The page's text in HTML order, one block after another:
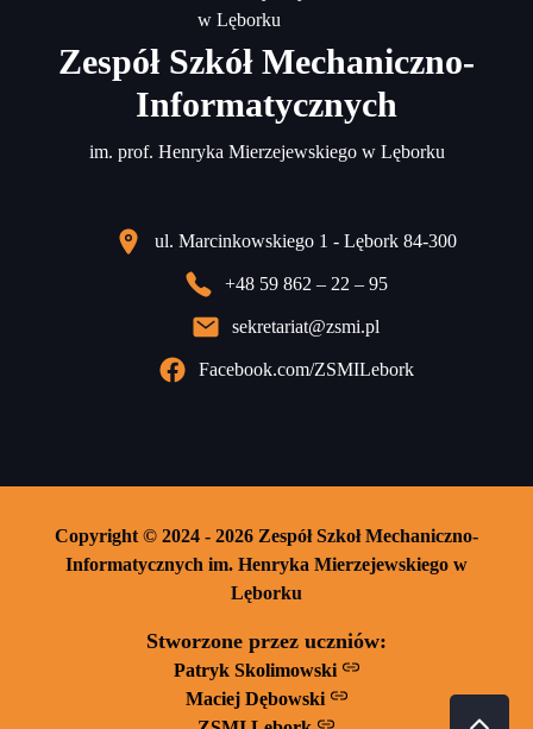
Zespół Szkół Mechaniczno-
Informatycznych
im. prof. Henryka Mierzejewskiego w Lęborku
ul. Marcinkowskiego 1 - Lębork 84-300
+48 59 862 – 22 – 95
sekretariat@zsmi.pl
Facebook.com/ZSMILebork
Copyright © 2024 - 2026 Zespół Szkoł Mechaniczno-
Informatycznych im. Henryka Mierzejewskiego w
Lęborku
Stworzone przez uczniów:
Patryk Skolimowski
Maciej Dębowski